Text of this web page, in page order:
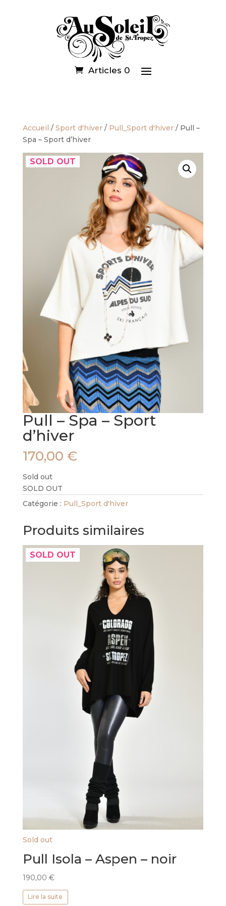
Articles 0
Accueil / Sport d'hiver/ Pull_Sport d'hiver/ Pull –
Spa – Sport d’hiver
SOLD OUT
Pull – Spa – Sport
d’hiver
170,00 €
Sold out
SOLD OUT
Catégorie : Pull_Sport d'hiver
Produits similaires
SOLD OUT
Sold out
Pull Isola – Aspen – noir
190,00 €
Lire la suite